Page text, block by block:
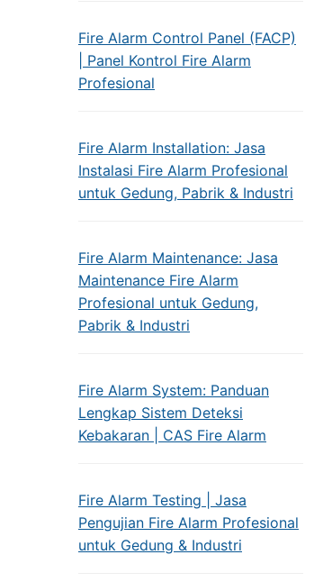
Fire Alarm Control Panel (FACP)
| Panel Kontrol Fire Alarm
Profesional
Fire Alarm Installation: Jasa
Instalasi Fire Alarm Profesional
untuk Gedung, Pabrik & Industri
Fire Alarm Maintenance: Jasa
Maintenance Fire Alarm
Profesional untuk Gedung,
Pabrik & Industri
Fire Alarm System: Panduan
Lengkap Sistem Deteksi
Kebakaran | CAS Fire Alarm
Fire Alarm Testing | Jasa
Pengujian Fire Alarm Profesional
untuk Gedung & Industri